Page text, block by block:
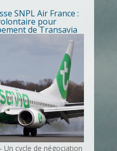
SNPL Air France :
pour
de Transavia
Un cycle de négociation